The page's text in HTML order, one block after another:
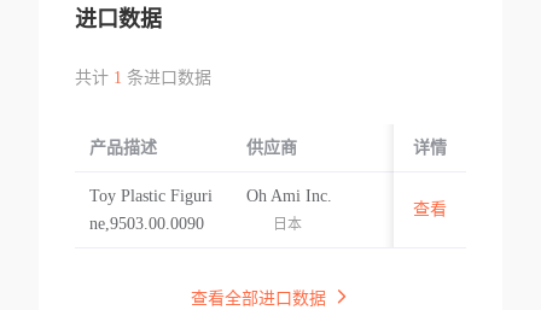
进口数据
共计 1 条进口数据
产品描述 供应商 起运国/地区
详情
Toy Plastic Figuri
ne,9503.00.0090
Oh Ami Inc.
日本
日本
查看
查看全部进口数据